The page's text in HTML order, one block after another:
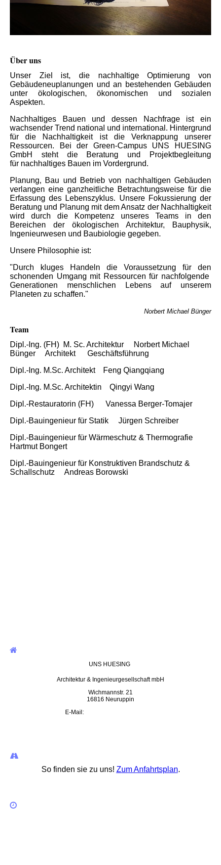
Über uns
Unser Ziel ist, die nachhaltige Optimierung von
Gebäudeneuplanungen und an bestehenden Gebäuden
unter ökologischen, ökonomischen und sozialen
Aspekten.
Nachhaltiges Bauen und dessen Nachfrage ist ein
wachsender Trend national und international. Hintergrund
für die Nachhaltigkeit ist die Verknappung unserer
Ressourcen. Bei der Green-Campus UNS HUESING
GmbH steht die Beratung und Projektbegleitung
für nachhaltiges Bauen im Vordergrund.
Planung, Bau und Betrieb von nachhaltigen Gebäuden
verlangen eine ganzheitliche Betrachtungsweise für die
Erfassung des Lebenszyklus. Unsere Fokussierung der
Beratung und Planung mit dem Ansatz der Nachhaltigkeit
wird durch die Kompetenz unseres Teams in den
Bereichen der ökologischen Architektur, Bauphysik,
Ingenieurwesen und Baubiologie gegeben.
Unsere Philosophie ist:
"Durch kluges Handeln die Voraussetzung für den
schonenden Umgang mit Ressourcen für nachfolgende
Generationen menschlichen Lebens auf unserem
Planeten zu schaffen."
Norbert Michael Bünger
Team
Dipl.-Ing. (FH) M. Sc. Architektur Norbert Michael
Bünger Architekt Geschäftsführung
Dipl.-Ing. M.Sc. Architekt Feng Qiangqiang
Dipl.-Ing. M.Sc. Architektin Qingyi Wang
Dipl.-Restauratorin (FH) Vanessa Berger-Tomajer
Dipl.-Bauingenieur für Statik Jürgen Schreiber
Dipl.-Bauingenieur für Wärmeschutz & Thermografie
Hartmut Bongert
Dipl.-Bauingenieur für Konstruktiven Brandschutz &
Schallschutz Andreas Borowski
UNS HUESING
Architektur & Ingenieurgesellschaft mbH
Wichmannstr. 21
16816 Neuruppin
E-Mail:
So finden sie zu uns! Zum Anfahrtsplan.